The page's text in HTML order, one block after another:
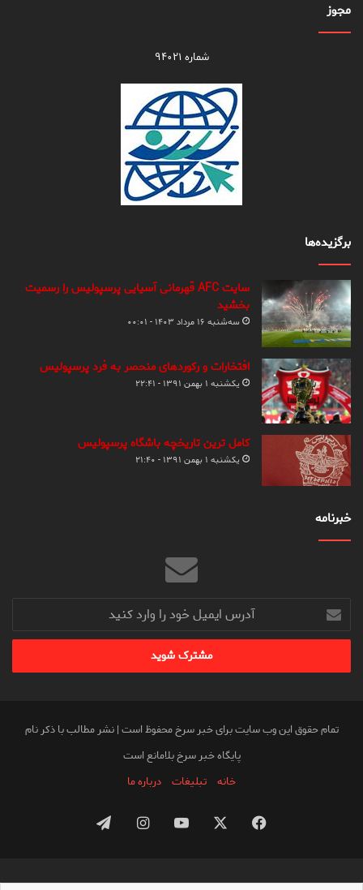
مجوز
شماره ۹۴۰۲۱
برگزیده‌ها
سایت AFC قهرمانی آسیایی پرسپولیس را رسمیت
بخشید
سه‌شنبه ۱۶ مرداد ۱۴۰۳ - ۰۰:۰۱
افتخارات و رکوردهای منحصر به فرد پرسپولیس
یکشنبه ۱ بهمن ۱۳۹۱ - ۲۲:۴۱
کامل ترین تاریخچه باشگاه پرسپولیس
یکشنبه ۱ بهمن ۱۳۹۱ - ۲۱:۴۰
خبرنامه
آدرس
ایمیل
خود
وارد
تمام حقوق این وب سایت برای خبر سرخ محفوظ است | نشر مطالب با ذکر نام
پایگاه خبر سرخ بلامانع است
خانه
تبلیغات درباره ما
فیس
یوتیوباینستاگرامتلگرام